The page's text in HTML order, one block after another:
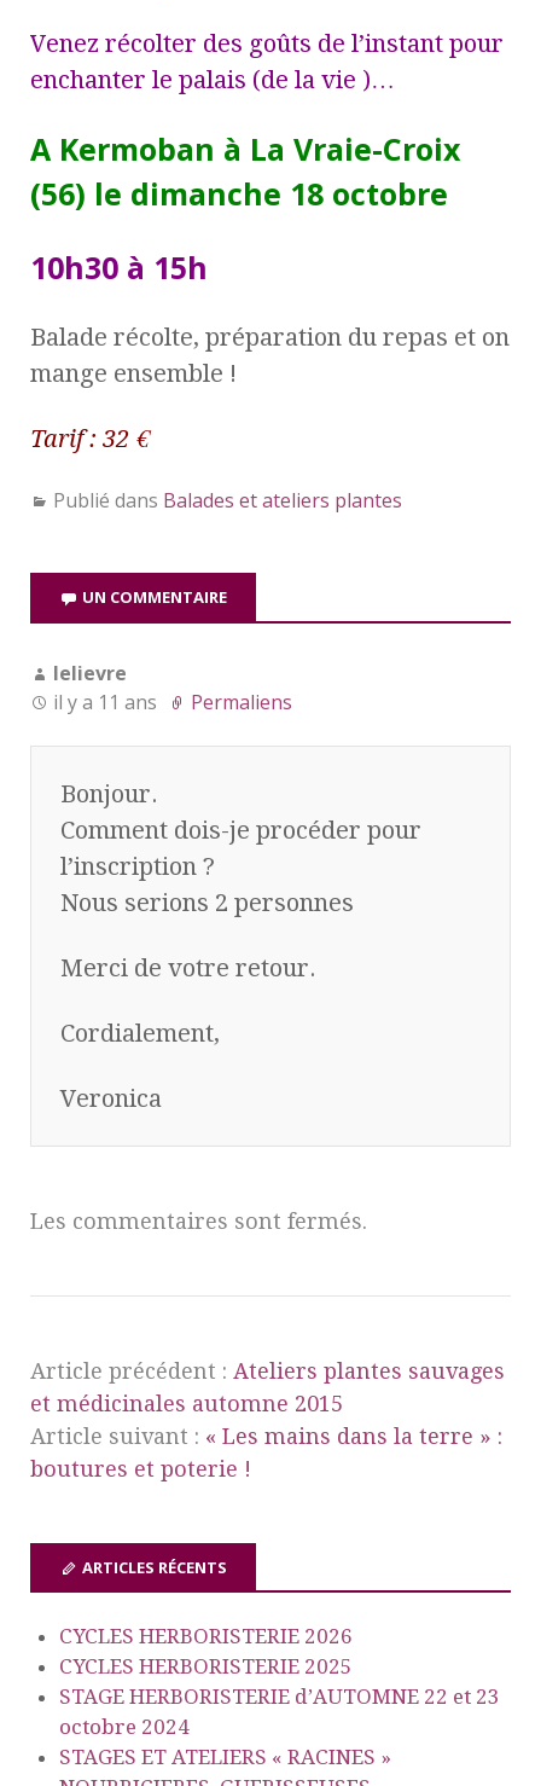
Venez récolter des goûts de l’instant pour
enchanter le palais (de la vie )…
A Kermoban à La Vraie-Croix
(56) le dimanche 18 octobre
10h30 à 15h
Balade récolte, préparation du repas et on
mange ensemble !
Tarif : 32 €
Publié dans Balades et ateliers plantes
UN COMMENTAIRE
lelievre
il y a 11 ans
Permaliens
Bonjour.
Comment dois-je procéder pour
l’inscription ?
Nous serions 2 personnes
Merci de votre retour.
Cordialement,
Veronica
Les commentaires sont fermés.
Article précédent : Ateliers plantes sauvages
et médicinales automne 2015
Article suivant : « Les mains dans la terre » :
boutures et poterie !
ARTICLES RÉCENTS
CYCLES HERBORISTERIE 2026
CYCLES HERBORISTERIE 2025
STAGE HERBORISTERIE d’AUTOMNE 22 et 23
octobre 2024
STAGES ET ATELIERS « RACINES »